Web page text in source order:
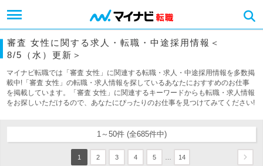
審査 女性に関する求人・転職・中途採用情報＜
8/5（水）更新＞
マイナビ転職では「審査 女性」に関連する転職・求人・中途採用情報を多数掲
載中!「審査 女性」の転職・求人情報を探しているあなたにおすすめのお仕事
を掲載しています。「審査 女性」に関連するキーワードからも転職・求人情報
をお探しいただけるので、あなたにぴったりのお仕事を見つけてみてください!
1～50件 (全685件中)
1 2 3 4 5 14